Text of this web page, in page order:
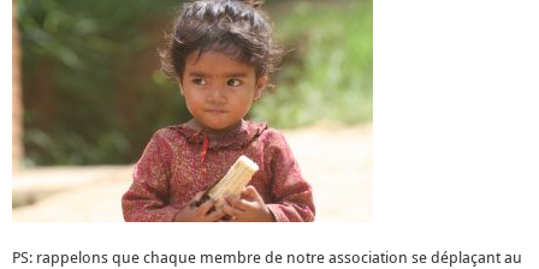
PS: rappelons que chaque membre de notre association se déplaçant au